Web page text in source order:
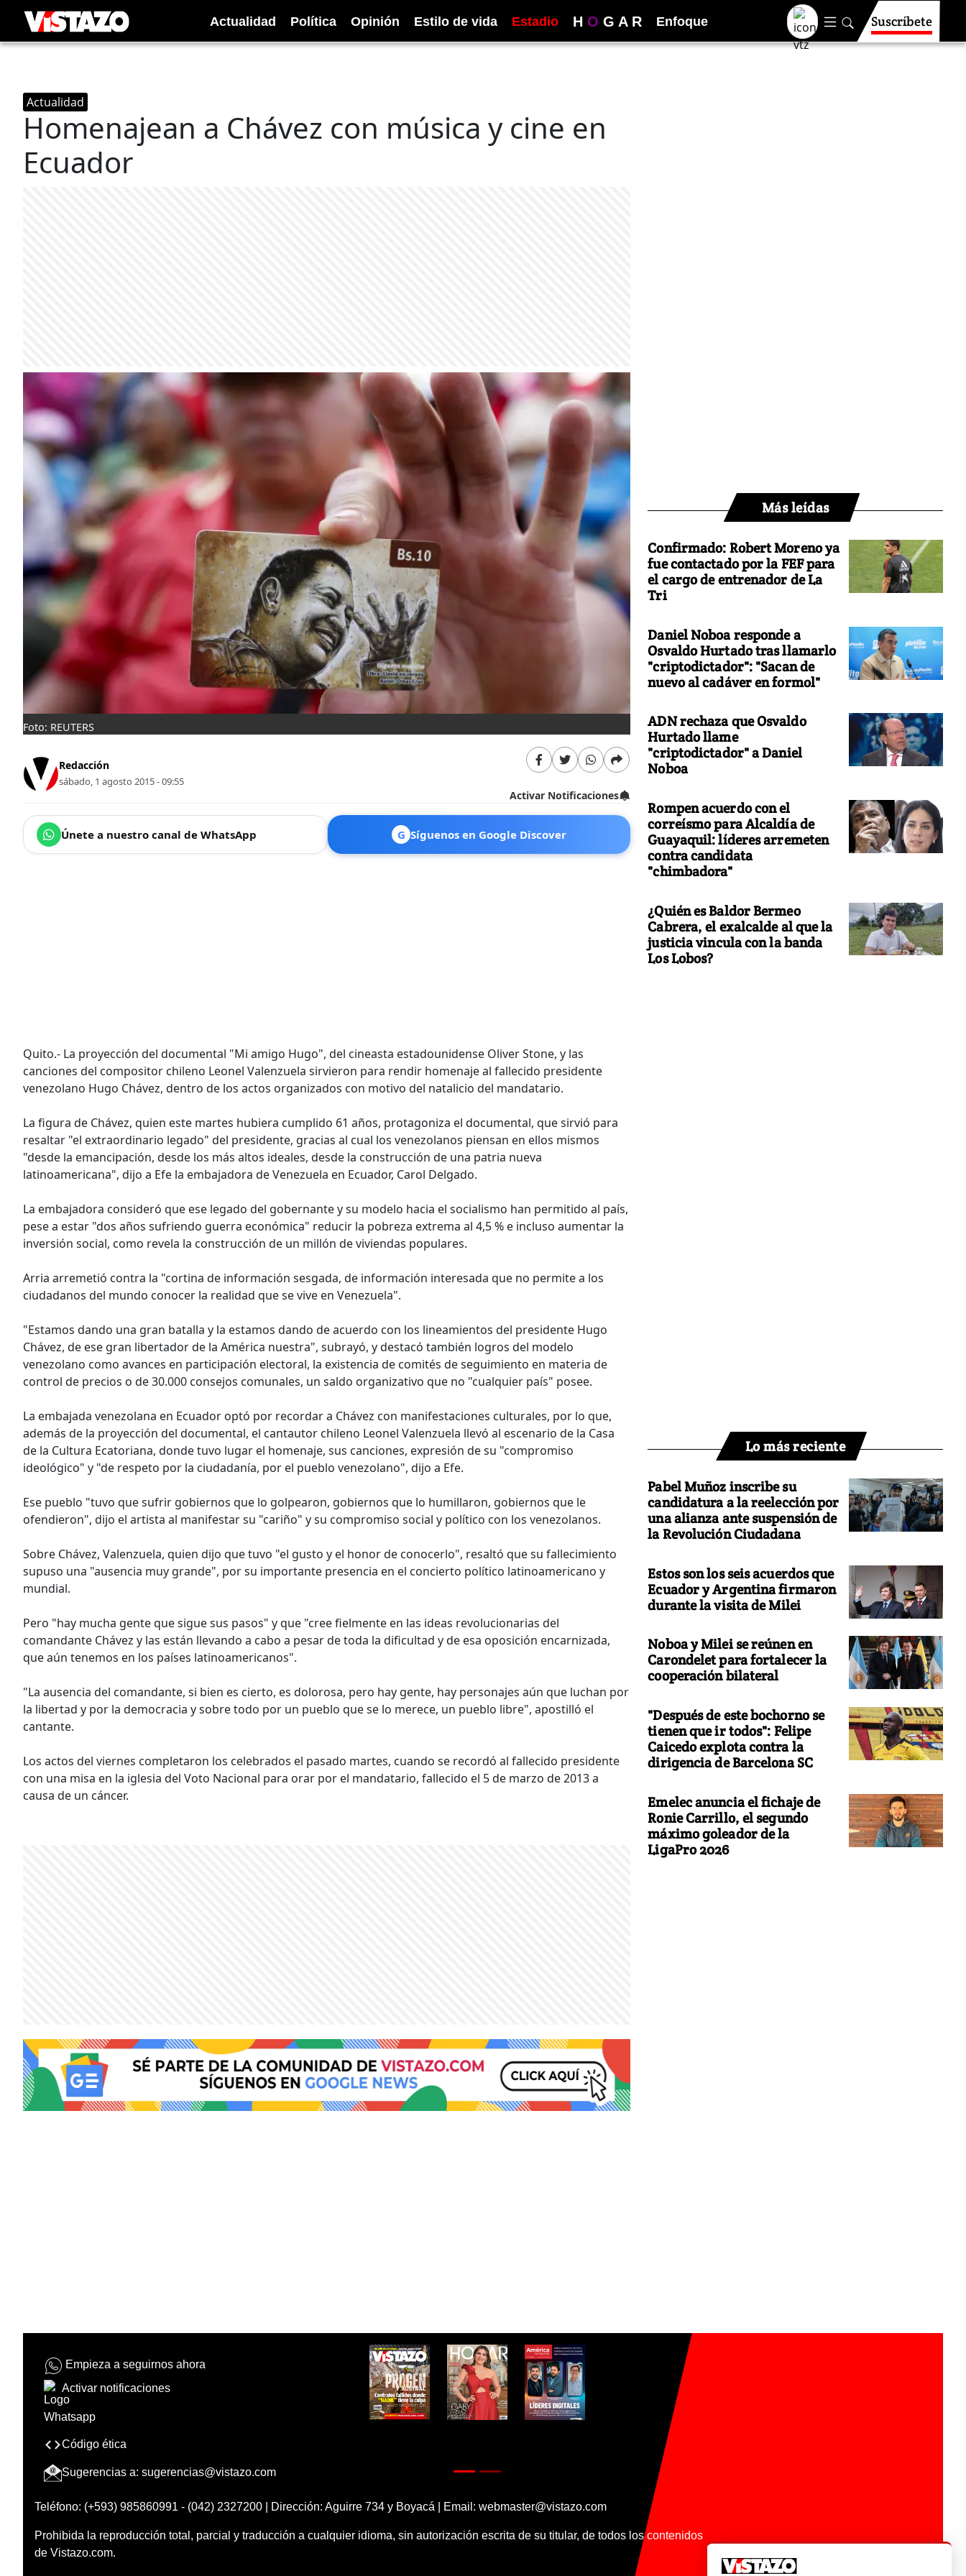
Actualidad Política Opinión Estilo de vida Estadio H O G A R Enfoque Suscríbete
Actualidad
Homenajean a Chávez con música y cine en
Ecuador
Foto: REUTERS
Redacción
sábado, 1 agosto 2015 - 09:55
Activar Notificaciones
Únete a nuestro canal de WhatsApp G Síguenos en Google Discover
Quito.- La proyección del documental "Mi amigo Hugo", del cineasta estadounidense Oliver Stone, y las
canciones del compositor chileno Leonel Valenzuela sirvieron para rendir homenaje al fallecido presidente
venezolano Hugo Chávez, dentro de los actos organizados con motivo del natalicio del mandatario.
La figura de Chávez, quien este martes hubiera cumplido 61 años, protagoniza el documental, que sirvió para
resaltar "el extraordinario legado" del presidente, gracias al cual los venezolanos piensan en ellos mismos
"desde la emancipación, desde los más altos ideales, desde la construcción de una patria nueva
latinoamericana", dijo a Efe la embajadora de Venezuela en Ecuador, Carol Delgado.
La embajadora consideró que ese legado del gobernante y su modelo hacia el socialismo han permitido al país,
pese a estar "dos años sufriendo guerra económica" reducir la pobreza extrema al 4,5 % e incluso aumentar la
inversión social, como revela la construcción de un millón de viviendas populares.
Arria arremetió contra la "cortina de información sesgada, de información interesada que no permite a los
ciudadanos del mundo conocer la realidad que se vive en Venezuela".
"Estamos dando una gran batalla y la estamos dando de acuerdo con los lineamientos del presidente Hugo
Chávez, de ese gran libertador de la América nuestra", subrayó, y destacó también logros del modelo
venezolano como avances en participación electoral, la existencia de comités de seguimiento en materia de
control de precios o de 30.000 consejos comunales, un saldo organizativo que no "cualquier país" posee.
La embajada venezolana en Ecuador optó por recordar a Chávez con manifestaciones culturales, por lo que,
además de la proyección del documental, el cantautor chileno Leonel Valenzuela llevó al escenario de la Casa
de la Cultura Ecatoriana, donde tuvo lugar el homenaje, sus canciones, expresión de su "compromiso
ideológico" y "de respeto por la ciudadanía, por el pueblo venezolano", dijo a Efe.
Ese pueblo "tuvo que sufrir gobiernos que lo golpearon, gobiernos que lo humillaron, gobiernos que le
ofendieron", dijo el artista al manifestar su "cariño" y su compromiso social y político con los venezolanos.
Sobre Chávez, Valenzuela, quien dijo que tuvo "el gusto y el honor de conocerlo", resaltó que su fallecimiento
supuso una "ausencia muy grande", por su importante presencia en el concierto político latinoamericano y
mundial.
Pero "hay mucha gente que sigue sus pasos" y que "cree fielmente en las ideas revolucionarias del
comandante Chávez y las están llevando a cabo a pesar de toda la dificultad y de esa oposición encarnizada,
que aún tenemos en los países latinoamericanos".
"La ausencia del comandante, si bien es cierto, es dolorosa, pero hay gente, hay personajes aún que luchan por
la libertad y por la democracia y sobre todo por un pueblo que se lo merece, un pueblo libre", apostilló el
cantante.
Los actos del viernes completaron los celebrados el pasado martes, cuando se recordó al fallecido presidente
con una misa en la iglesia del Voto Nacional para orar por el mandatario, fallecido el 5 de marzo de 2013 a
causa de un cáncer.
Más leídas
Confirmado: Robert Moreno ya
fue contactado por la FEF para
el cargo de entrenador de La
Tri
Daniel Noboa responde a
Osvaldo Hurtado tras llamarlo
"criptodictador": "Sacan de
nuevo al cadáver en formol"
ADN rechaza que Osvaldo
Hurtado llame
"criptodictador" a Daniel
Noboa
Rompen acuerdo con el
correísmo para Alcaldía de
Guayaquil: líderes arremeten
contra candidata
"chimbadora"
¿Quién es Baldor Bermeo
Cabrera, el exalcalde al que la
justicia vincula con la banda
Los Lobos?
Lo más reciente
Pabel Muñoz inscribe su
candidatura a la reelección por
una alianza ante suspensión de
la Revolución Ciudadana
Estos son los seis acuerdos que
Ecuador y Argentina firmaron
durante la visita de Milei
Noboa y Milei se reúnen en
Carondelet para fortalecer la
cooperación bilateral
"Después de este bochorno se
tienen que ir todos": Felipe
Caicedo explota contra la
dirigencia de Barcelona SC
Emelec anuncia el fichaje de
Ronie Carrillo, el segundo
máximo goleador de la
LigaPro 2026
Empieza a seguirnos ahora
Activar notificaciones
Código ética
Sugerencias a: sugerencias@vistazo.com
Teléfono: (+593) 985860991 - (042) 2327200 | Dirección: Aguirre 734 y Boyacá | Email: webmaster@vistazo.com
Prohibida la reproducción total, parcial y traducción a cualquier idioma, sin autorización escrita de su titular, de todos los contenidos
de Vistazo.com.